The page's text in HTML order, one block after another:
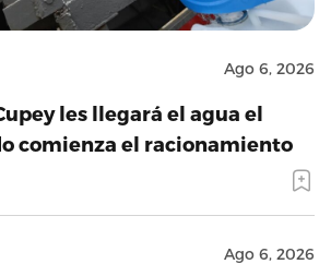
Ago 6, 2026
les llegará el agua el
comienza el racionamiento
Ago 6, 2026